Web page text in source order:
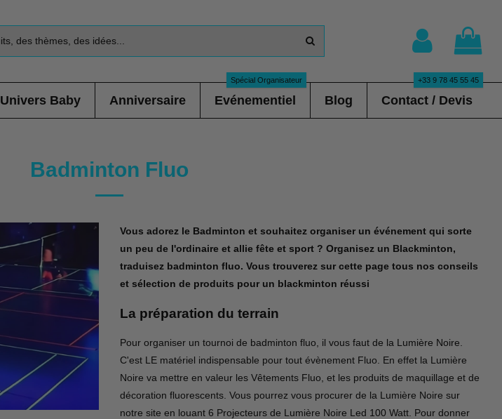
Univers Baby Anniversaire Evénementiel
Spécial Organisateur
Blog Contact / Devis
+33 9 78 45 55 45
Badminton Fluo
Vous adorez le Badminton et souhaitez organiser un événement qui sorte
un peu de l'ordinaire et allie fête et sport ? Organisez un Blackminton,
traduisez badminton fluo. Vous trouverez sur cette page tous nos conseils
et sélection de produits pour un blackminton réussi
La préparation du terrain
Pour organiser un tournoi de badminton fluo, il vous faut de la Lumière Noire.
C'est LE matériel indispensable pour tout évènement Fluo. En effet la Lumière
Noire va mettre en valeur les Vêtements Fluo, et les produits de maquillage et de
décoration fluorescents. Vous pourrez vous procurer de la Lumière Noire sur
notre site en louant 6 Projecteurs de Lumière Noire Led 100 Watt. Pour donner